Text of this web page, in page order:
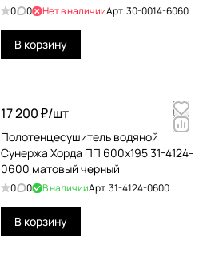
0 0 Нет в наличииАрт.30-0014-6060
В корзину
17 200 ₽/шт
Полотенцесушитель водяной
Сунержа Хорда ПП 600х195 31-4124-
0600 матовый черный
0 0 В наличииАрт.31-4124-0600
В корзину